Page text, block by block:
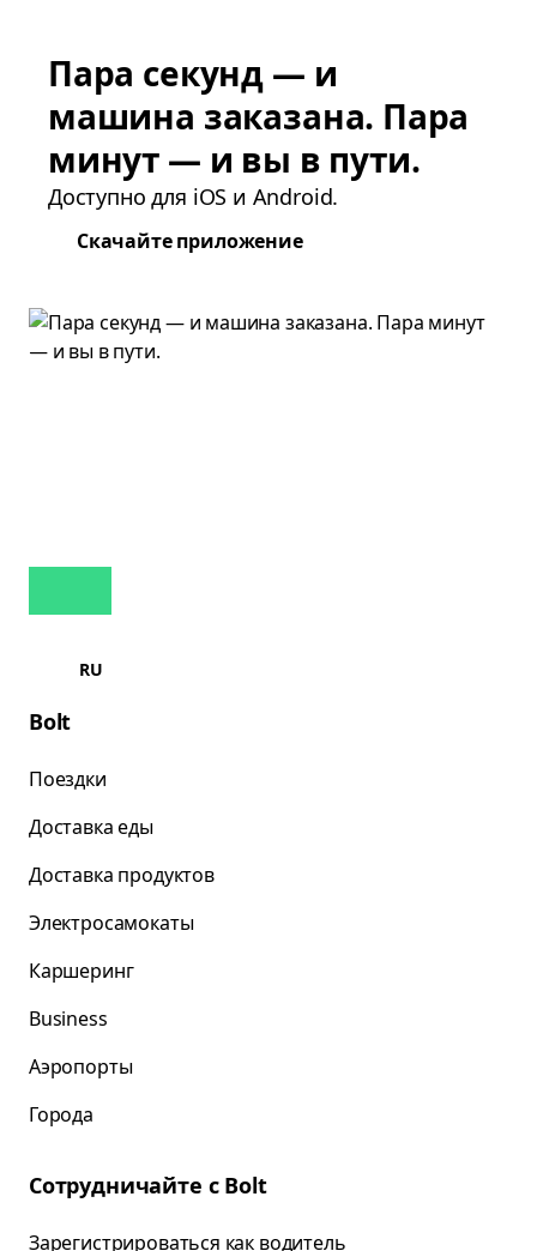
Пара секунд — и
машина заказана. Пара
минут — и вы в пути.
Доступно для iOS и Android.
Скачайте приложение
RU
Bolt
Поездки
Доставка еды
Доставка продуктов
Электросамокаты
Каршеринг
Business
Аэропорты
Города
Сотрудничайте с Bolt
Зарегистрироваться как водитель